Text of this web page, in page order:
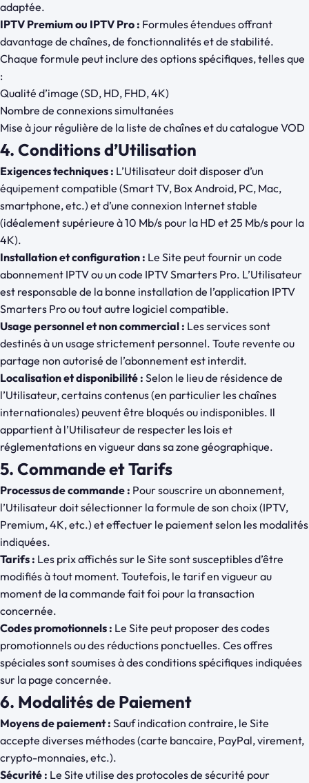
adaptée.
IPTV Premium ou IPTV Pro : Formules étendues offrant
davantage de chaînes, de fonctionnalités et de stabilité.
Chaque formule peut inclure des options spécifiques, telles que
:
Qualité d’image (SD, HD, FHD, 4K)
Nombre de connexions simultanées
Mise à jour régulière de la liste de chaînes et du catalogue VOD
4. Conditions d’Utilisation
Exigences techniques : L’Utilisateur doit disposer d’un
équipement compatible (Smart TV, Box Android, PC, Mac,
smartphone, etc.) et d’une connexion Internet stable
(idéalement supérieure à 10 Mb/s pour la HD et 25 Mb/s pour la
4K).
Installation et configuration : Le Site peut fournir un code
abonnement IPTV ou un code IPTV Smarters Pro. L’Utilisateur
est responsable de la bonne installation de l’application IPTV
Smarters Pro ou tout autre logiciel compatible.
Usage personnel et non commercial : Les services sont
destinés à un usage strictement personnel. Toute revente ou
partage non autorisé de l’abonnement est interdit.
Localisation et disponibilité : Selon le lieu de résidence de
l’Utilisateur, certains contenus (en particulier les chaînes
internationales) peuvent être bloqués ou indisponibles. Il
appartient à l’Utilisateur de respecter les lois et
réglementations en vigueur dans sa zone géographique.
5. Commande et Tarifs
Processus de commande : Pour souscrire un abonnement,
l’Utilisateur doit sélectionner la formule de son choix (IPTV,
Premium, 4K, etc.) et effectuer le paiement selon les modalités
indiquées.
Tarifs : Les prix affichés sur le Site sont susceptibles d’être
modifiés à tout moment. Toutefois, le tarif en vigueur au
moment de la commande fait foi pour la transaction
concernée.
Codes promotionnels : Le Site peut proposer des codes
promotionnels ou des réductions ponctuelles. Ces offres
spéciales sont soumises à des conditions spécifiques indiquées
sur la page concernée.
6. Modalités de Paiement
Moyens de paiement : Sauf indication contraire, le Site
accepte diverses méthodes (carte bancaire, PayPal, virement,
crypto-monnaies, etc.).
Sécurité : Le Site utilise des protocoles de sécurité pour